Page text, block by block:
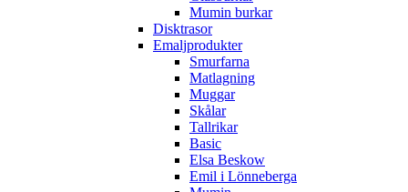
Mumin burkar
Disktrasor
Emaljprodukter
Smurfarna
Matlagning
Muggar
Skålar
Tallrikar
Basic
Elsa Beskow
Emil i Lönneberga